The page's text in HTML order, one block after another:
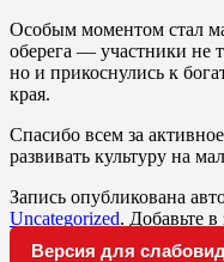
Особым моментом стал
оберега — участники не
но и прикоснулись к
края.
Спасибо всем за
развивать культуру на
Запись опубликована
Uncategorized. Добавьте в
Версия для